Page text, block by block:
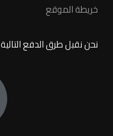
خريطة الموقع
نحن نقبل طرق الدفع التالية